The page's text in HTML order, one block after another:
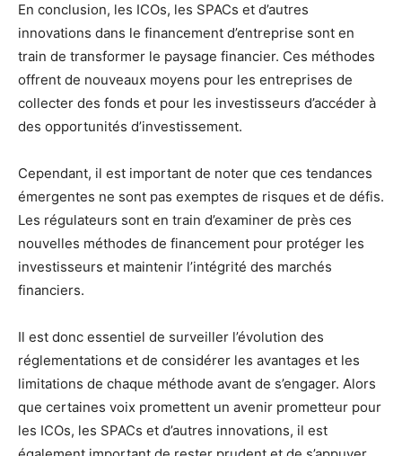
En conclusion, les ICOs, les SPACs et d’autres
innovations dans le financement d’entreprise sont en
train de transformer le paysage financier. Ces méthodes
offrent de nouveaux moyens pour les entreprises de
collecter des fonds et pour les investisseurs d’accéder à
des opportunités d’investissement.
Cependant, il est important de noter que ces tendances
émergentes ne sont pas exemptes de risques et de défis.
Les régulateurs sont en train d’examiner de près ces
nouvelles méthodes de financement pour protéger les
investisseurs et maintenir l’intégrité des marchés
financiers.
Il est donc essentiel de surveiller l’évolution des
réglementations et de considérer les avantages et les
limitations de chaque méthode avant de s’engager. Alors
que certaines voix promettent un avenir prometteur pour
les ICOs, les SPACs et d’autres innovations, il est